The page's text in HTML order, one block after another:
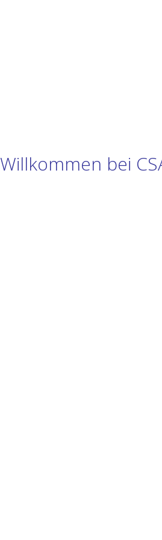
Willkommen bei